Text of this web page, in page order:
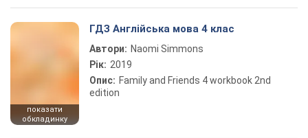
показати
обкладинку
ГДЗ Англійська мова 4 клас
Автори: Naomi Simmons
Рік: 2019
Опис: Family and Friends 4 workbook 2nd
edition